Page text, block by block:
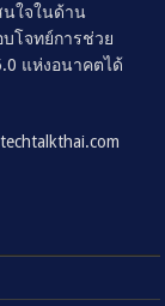
นใจในด้าน
บโจทย์การช่วย
แห่งอนาคตได้